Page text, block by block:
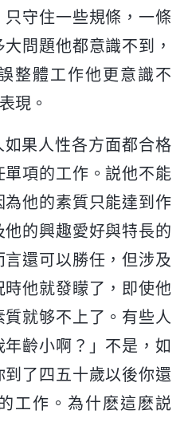
守住一些規條，一條
問題他都意識不到，
整體工作他更意識不
現。
果人性各方面都合格
項的工作。説他不能
他的素質只能達到作
的興趣愛好與特長的
還可以勝任，但涉及
他就發矇了，即使他
就够不上了。有些人
齡小啊？」不是，如
了四五十歲以後你還
工作。為什麽這麽説